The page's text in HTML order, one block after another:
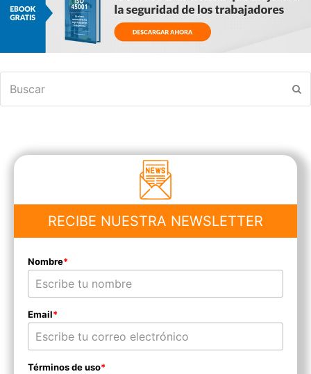
RECIBE NUESTRA NEWSLETTER
Nombre*
Email*
Términos de uso*